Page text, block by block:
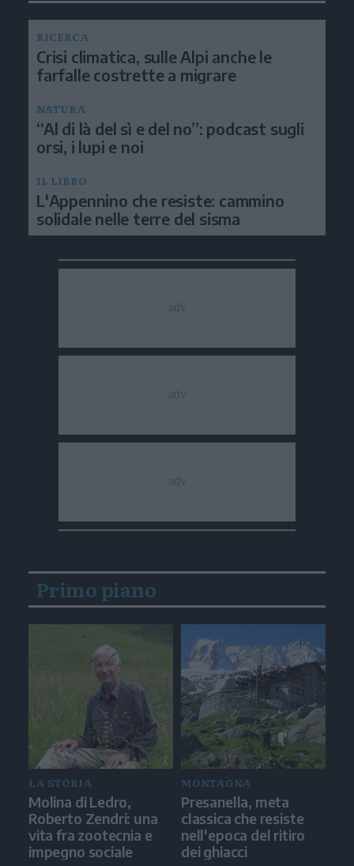
RICERCA
Crisi climatica, sulle Alpi anche le
farfalle costrette a migrare
NATURA
“Al di là del sì e del no”: podcast sugli
orsi, i lupi e noi
IL LIBRO
L'Appennino che resiste: cammino
solidale nelle terre del sisma
Primo piano
LA STORIA
Molina di Ledro,
Roberto Zendri: una
vita fra zootecnia e
impegno sociale
MONTAGNA
Presanella, meta
classica che resiste
nell'epoca del ritiro
dei ghiacci